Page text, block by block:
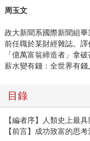
周玉文
政大新聞系國際新聞組
前任職於某財經雜誌。
「億萬富翁締造者」拿
薪水變有錢：全世界有錢
目錄
【編者序】人類史上最
【前言】成功致富的思